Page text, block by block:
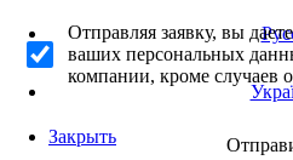
Отправляя заявку, вы
ваших персональных
компании, кроме случаев
Закрыть